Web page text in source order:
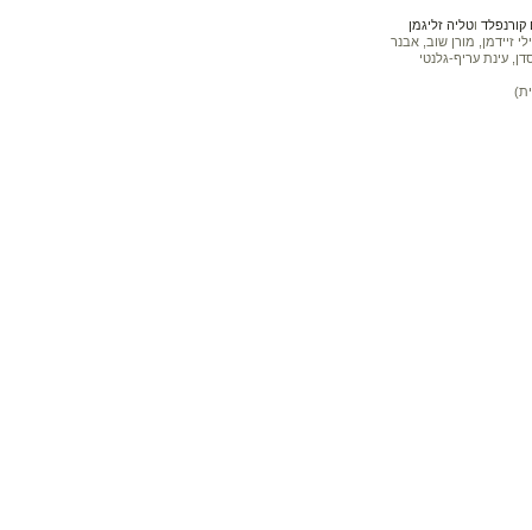
וטליה זליגמן
זיידמן, מורן שוב, אבנר
עינת עריף-גלנטי